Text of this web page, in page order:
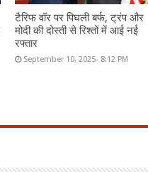
टैरिफ वॉर पर पिघली बर्फ, ट्रंप और
मोदी की दोस्ती से रिश्तों में आई नई
रफ्तार
September 10, 2025- 8:12 PM